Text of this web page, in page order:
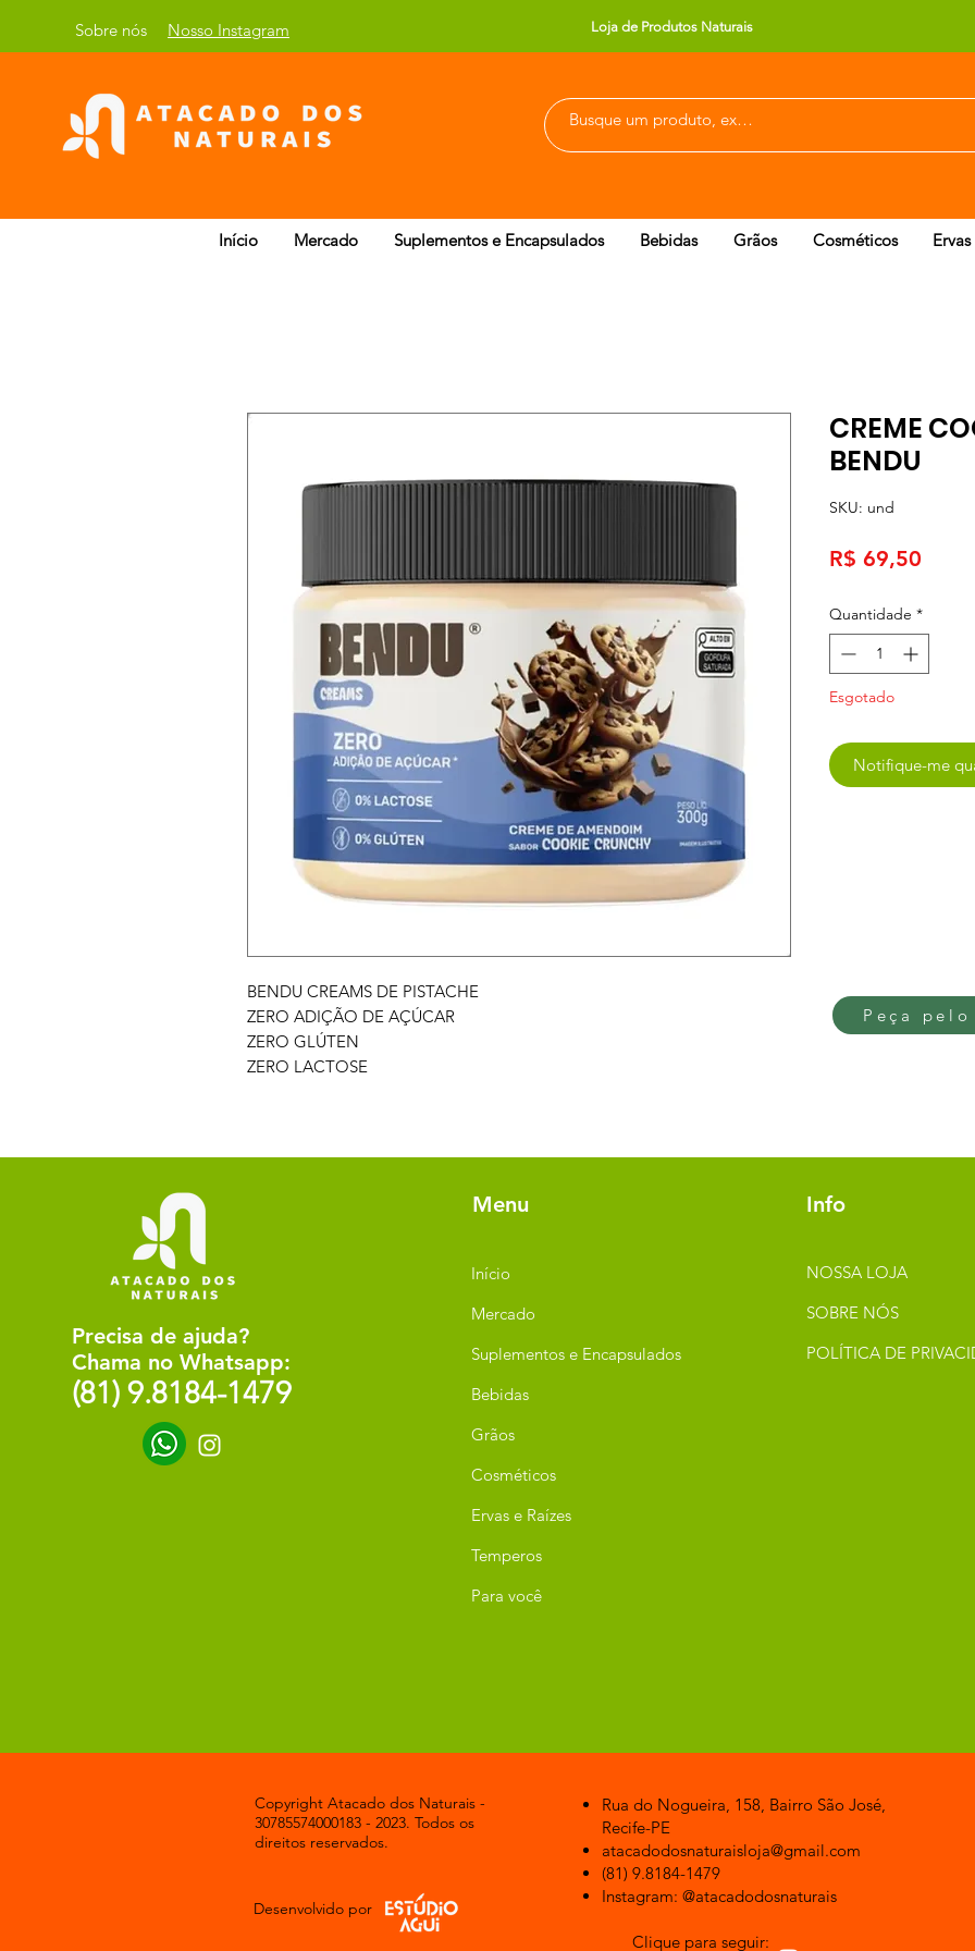
Sobre nós Nosso Instagram Loja de Produtos Naturais
Início Mercado Suplementos e Encapsulados Bebidas Grãos Cosméticos
BENDU CREAMS DE PISTACHE
ZERO ADIÇÃO DE AÇÚCAR
ZERO GLÚTEN
ZERO LACTOSE
CREME
BENDU
SKU: und
R$ 69,50
Quantidade *
Esgotado
Notifique-me
Peça pelo
Precisa de ajuda?
Chama no Whatsapp:
(81) 9.8184-1479
Menu
Início
Mercado
Suplementos e Encapsulados
Bebidas
Grãos
Cosméticos
Ervas e Raízes
Temperos
Para você
Info
NOSSA LOJA
SOBRE NÓS
POLÍTICA DE
Copyright Atacado dos Naturais -
30785574000183 - 2023. Todos os
direitos reservados.
Desenvolvido por
Rua do Nogueira, 158, Bairro São José,
Recife-PE
atacadodosnaturaisloja@gmail.com
(81) 9.8184-1479
Instagram: @atacadodosnaturais
Clique para seguir: